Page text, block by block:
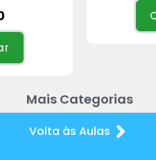
Mais Categorias
Volta às Aulas